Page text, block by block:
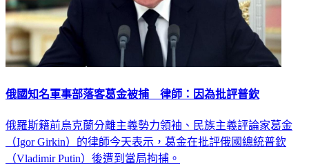
俄國知名軍事部落客葛金被捕 律師：因為批評普欽
俄羅斯籍前烏克蘭分離主義勢力領袖、民族主義評論家葛金
（Igor Girkin）的律師今天表示，葛金在批評俄國總統普欽
（Vladimir Putin）後遭到當局拘捕。